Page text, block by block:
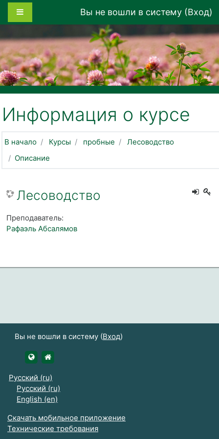
Перейти к основному содержанию
Вы не вошли в систему (Вход)
Информация о курсе
В начало Курсы пробные
Лесоводство
Описание
Лесоводство
Преподаватель:
Рафаэль Абсалямов
Вы не вошли в систему (Вход)
https://udsau.ru
Русский ‎(ru)‎
Русский ‎(ru)‎
English ‎(en)‎
Скачать мобильное приложение
Технические требования